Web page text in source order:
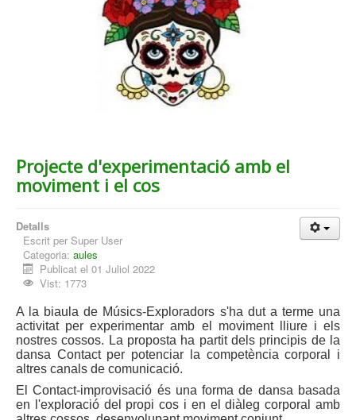
Projecte d'experimentació amb el
moviment i el cos
Detalls
Escrit per Super User
Categoria: aules
Publicat el 01 Juliol 2022
Vist: 1773
A la biaula de Músics-Exploradors s'ha dut a terme una
activitat per experimentar amb el moviment lliure i els
nostres cossos. La proposta ha partit dels principis de la
dansa Contact per potenciar la competència corporal i
altres canals de comunicació.
El Contact-improvisació és una forma de dansa basada
en l'exploració del propi cos i en el diàleg corporal amb